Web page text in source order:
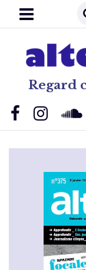
Regard